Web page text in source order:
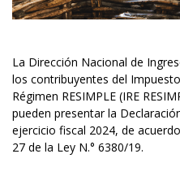
La Dirección Nacional de
los contribuyentes del
Régimen RESIMPLE (IRE
pueden presentar la
ejercicio fiscal 2024, de
27 de la Ley N.° 6380/19.